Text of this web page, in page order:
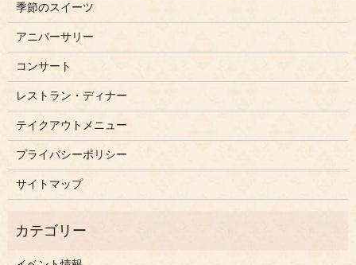
季節のスイーツ
アニバーサリー
コンサート
レストラン・ディナー
テイクアウトメニュー
プライバシーポリシー
サイトマップ